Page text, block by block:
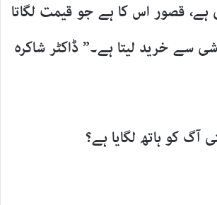
ہے، قصور اس کا ہے جو قیمت لگاتا
سے خرید لیتا ہے۔” ڈاکٹر شاکرہ
آگ کو ہاتھ لگایا ہے؟